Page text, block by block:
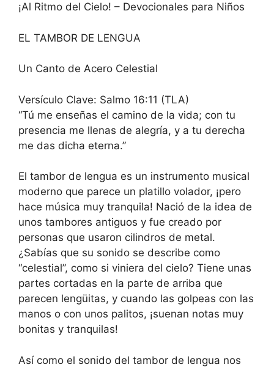
¡Al Ritmo del Cielo! – Devocionales para Niños
EL TAMBOR DE LENGUA
Un Canto de Acero Celestial
Versículo Clave: Salmo 16:11 (TLA)
“Tú me enseñas el camino de la vida; con tu
presencia me llenas de alegría, y a tu derecha
me das dicha eterna.”
El tambor de lengua es un instrumento musical
moderno que parece un platillo volador, ¡pero
hace música muy tranquila! Nació de la idea de
unos tambores antiguos y fue creado por
personas que usaron cilindros de metal.
¿Sabías que su sonido se describe como
“celestial”, como si viniera del cielo? Tiene unas
partes cortadas en la parte de arriba que
parecen lengüitas, y cuando las golpeas con las
manos o con unos palitos, ¡suenan notas muy
bonitas y tranquilas!
Así como el sonido del tambor de lengua nos